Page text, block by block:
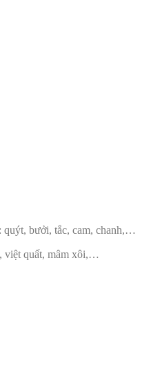
quýt, bưởi, tắc, cam, chanh,…
việt quất, mâm xôi,…